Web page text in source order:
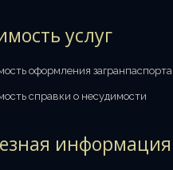
услуг
оформления загранпаспорта
справки о несудимости
информация